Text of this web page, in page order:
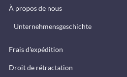
À propos de nous
Unternehmensgeschichte
Frais d'expédition
Droit de rétractation